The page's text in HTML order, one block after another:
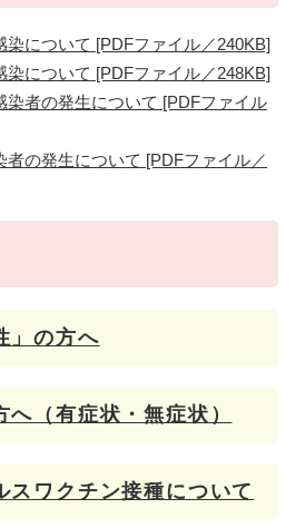
染について [PDFファイル／240KB]
染について [PDFファイル／248KB]
染者の発生について [PDFファイル
者の発生について [PDFファイル／
」の方へ
（有症状・無症状）
スワクチン接種について